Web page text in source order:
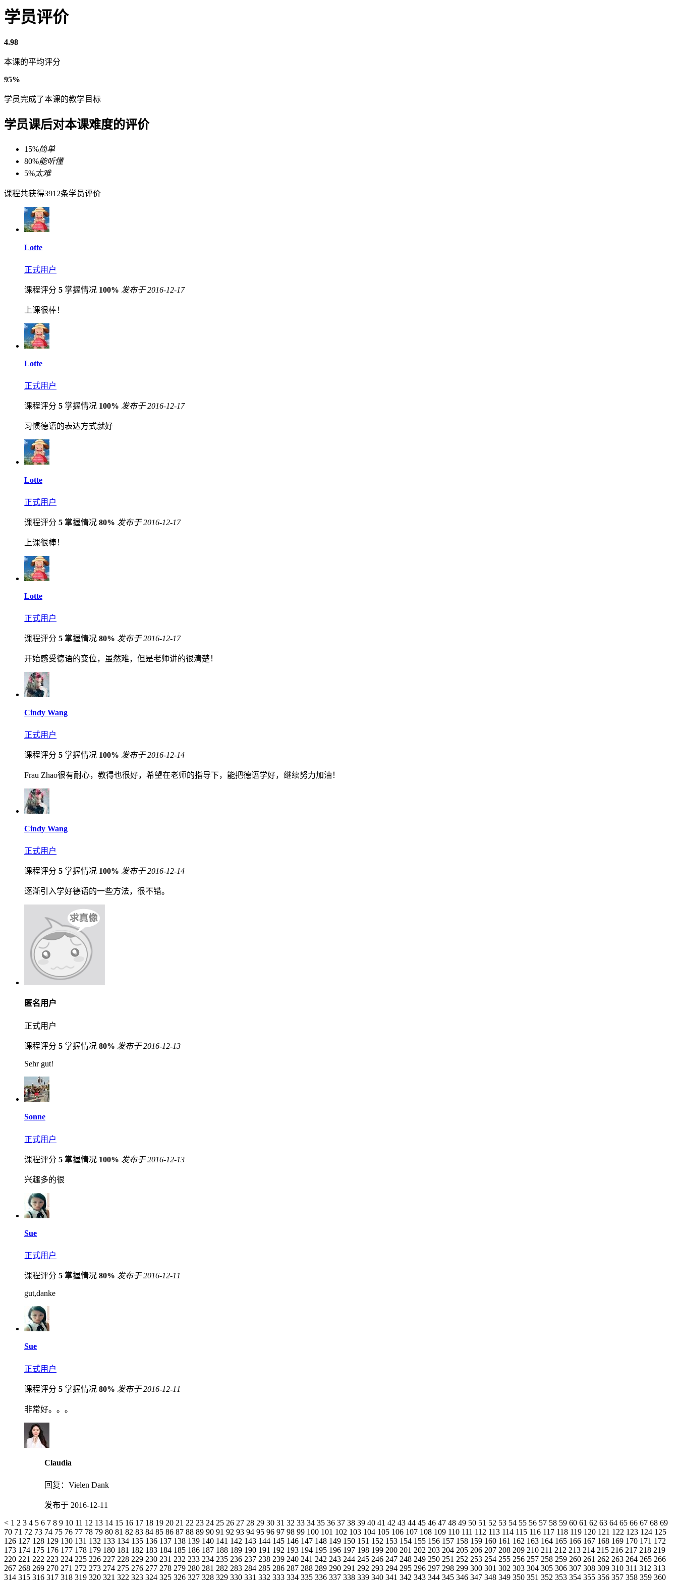
学员评价
4.98
本课的平均评分
95%
学员完成了本课的教学目标
学员课后对本课难度的评价
15%简单
80%能听懂
5%太难
课程共获得3912条学员评价
Lotte
正式用户
课程评分 5 掌握情况 100% 发布于 2016-12-17
上课很棒！
Lotte
正式用户
课程评分 5 掌握情况 100% 发布于 2016-12-17
习惯德语的表达方式就好
Lotte
正式用户
课程评分 5 掌握情况 80% 发布于 2016-12-17
上课很棒！
Lotte
正式用户
课程评分 5 掌握情况 80% 发布于 2016-12-17
开始感受德语的变位，虽然难，但是老师讲的很清楚！
Cindy Wang
正式用户
课程评分 5 掌握情况 100% 发布于 2016-12-14
Frau Zhao很有耐心，教得也很好，希望在老师的指导下，能把德语学好，继续努力加油！
Cindy Wang
正式用户
课程评分 5 掌握情况 100% 发布于 2016-12-14
逐渐引入学好德语的一些方法，很不错。
匿名用户
正式用户
课程评分 5 掌握情况 80% 发布于 2016-12-13
Sehr gut!
Sonne
正式用户
课程评分 5 掌握情况 100% 发布于 2016-12-13
兴趣多的很
Sue
正式用户
课程评分 5 掌握情况 80% 发布于 2016-12-11
gut,danke
Sue
正式用户
课程评分 5 掌握情况 80% 发布于 2016-12-11
非常好。。。
Claudia
回复： Vielen Dank
发布于 2016-12-11
< 1 2 3 4 5 6 7 8 9 10 11 12 13 14 15 16 17 18 19 20 21 22 23 24 25 26 27 28 29 30 31 32 33 34 35 36 37 38 39 40 41 42 43 44 45 46 47 48 49 50 51 52 53 54 55 56 57 58 59 60 61 62 63 64 65 66 67 68 69
70 71 72 73 74 75 76 77 78 79 80 81 82 83 84 85 86 87 88 89 90 91 92 93 94 95 96 97 98 99 100 101 102 103 104 105 106 107 108 109 110 111 112 113 114 115 116 117 118 119 120 121 122 123 124 125
126 127 128 129 130 131 132 133 134 135 136 137 138 139 140 141 142 143 144 145 146 147 148 149 150 151 152 153 154 155 156 157 158 159 160 161 162 163 164 165 166 167 168 169 170 171 172
173 174 175 176 177 178 179 180 181 182 183 184 185 186 187 188 189 190 191 192 193 194 195 196 197 198 199 200 201 202 203 204 205 206 207 208 209 210 211 212 213 214 215 216 217 218 219
220 221 222 223 224 225 226 227 228 229 230 231 232 233 234 235 236 237 238 239 240 241 242 243 244 245 246 247 248 249 250 251 252 253 254 255 256 257 258 259 260 261 262 263 264 265 266
267 268 269 270 271 272 273 274 275 276 277 278 279 280 281 282 283 284 285 286 287 288 289 290 291 292 293 294 295 296 297 298 299 300 301 302 303 304 305 306 307 308 309 310 311 312 313
314 315 316 317 318 319 320 321 322 323 324 325 326 327 328 329 330 331 332 333 334 335 336 337 338 339 340 341 342 343 344 345 346 347 348 349 350 351 352 353 354 355 356 357 358 359 360